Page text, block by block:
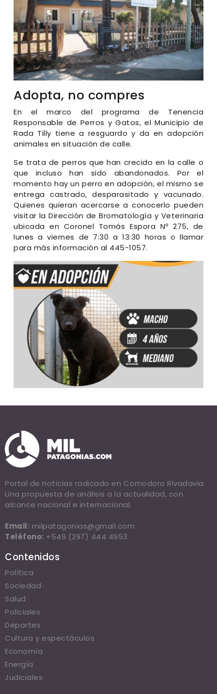
Adopta, no compres
En el marco del programa de Tenencia
Responsable de Perros y Gatos, el Municipio de
Rada Tilly tiene a resguardo y da en adopción
animales en situación de calle.
Se trata de perros que han crecido en la calle o
que incluso han sido abandonados. Por el
momento hay un perro en adopción, el mismo se
entrega castrado, desparasitado y vacunado.
Quienes quieran acercarse a conocerlo pueden
visitar la Dirección de Bromatología y Veterinaria
ubicada en Coronel Tomás Espora Nº 275, de
lunes a viernes de 7:30 a 13:30 horas o llamar
para más información al 445-1057.
Portal de noticias radicado en Comodoro Rivadavia.
Una propuesta de análisis a la actualidad, con
alcance nacional e internacional.
Email: milpatagonias@gmail.com
Teléfono: +549 (297) 444 4953
Contenidos
Política
Sociedad
Salud
Policiales
Deportes
Cultura y espectáculos
Economía
Energía
Judiciales